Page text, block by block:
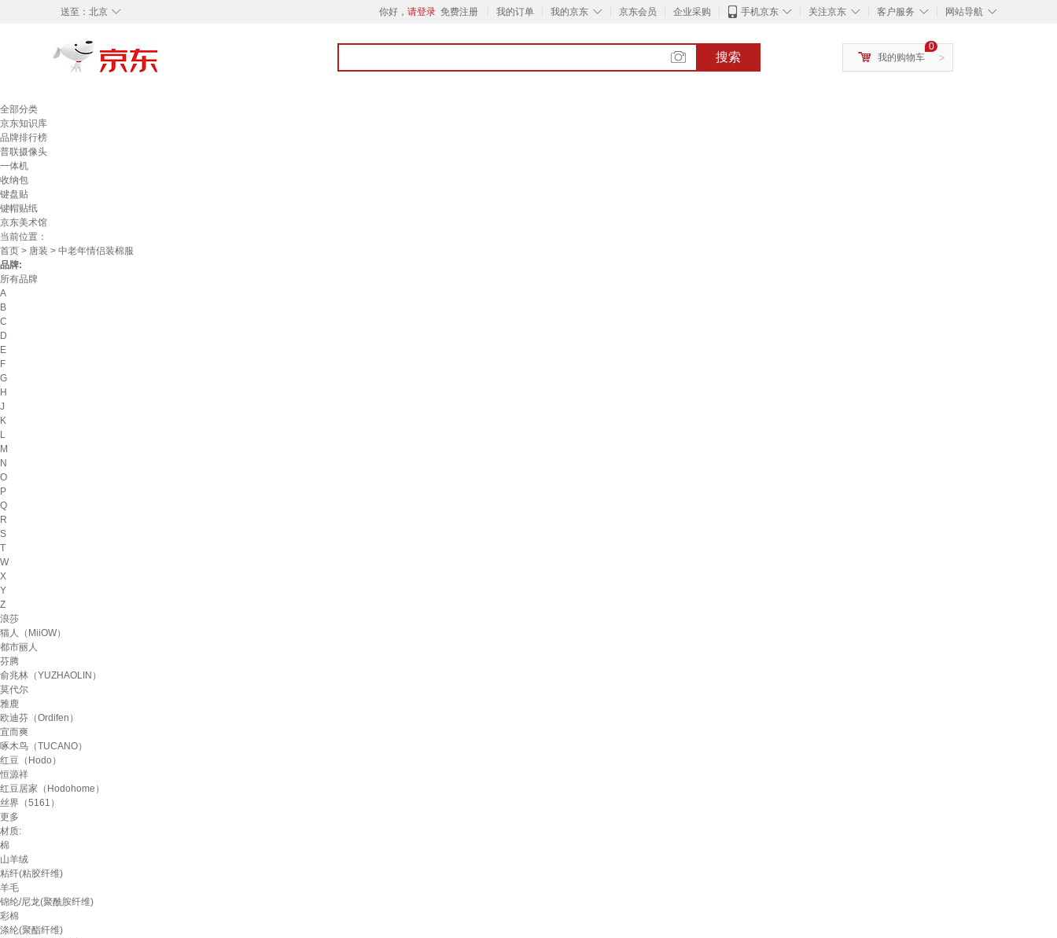
◇
送至： 北京 你好， 请登录 免费注册 我的订单 ◇
我的京东 京东会员 企业采购 ◇
手机京东 ◇
关注京东 ◇
客户服务 ◇
网站导航
搜索 >
0
我的购物车
全部分类
京东知识库
品牌排行榜
普联摄像头
一体机
收纳包
键盘贴
键帽贴纸
京东美术馆
当前位置：
首页 > 唐装 > 中老年情侣装棉服
品牌:
所有品牌
A
B
C
D
E
F
G
H
J
K
L
M
N
O
P
Q
R
S
T
W
X
Y
Z
浪莎
猫人（MiiOW）
都市丽人
芬腾
俞兆林（YUZHAOLIN）
莫代尔
雅鹿
欧迪芬（Ordifen）
宜而爽
啄木鸟（TUCANO）
红豆（Hodo）
恒源祥
红豆居家（Hodohome）
丝界（5161）
更多
材质:
棉
山羊绒
粘纤(粘胶纤维)
羊毛
锦纶/尼龙(聚酰胺纤维)
彩棉
涤纶(聚酯纤维)